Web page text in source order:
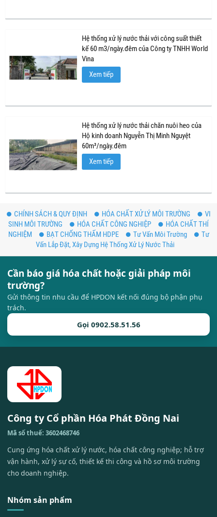
Hệ thống xử lý nước thải với công suất thiết
kế 60 m3/ngày.đêm của Công ty TNHH World
Vina
Xem tiếp
Hệ thống xử lý nước thải chăn nuôi heo của
Hộ kinh doanh Nguyễn Thị Minh Nguyệt
60m³/ngày.đêm
Xem tiếp
CHÍNH SÁCH & QUY ĐỊNH HÓA CHẤT XỬ LÝ MÔI TRƯỜNG
VI
SINH MÔI TRƯỜNG
HÓA CHẤT CÔNG NGHIỆP
HÓA CHẤT THÍ
NGHIỆM
BẠT CHỐNG THẤM HDPE Tư Vấn Môi Trường
Tư
Vấn Lắp Đặt, Xây Dựng Hệ Thống Xử Lý Nước Thải
Cần báo giá hóa chất hoặc giải pháp môi
trường?
Gửi thông tin nhu cầu để HPDON kết nối đúng bộ phận phụ
trách.
Gọi 0902.58.51.56
Công ty Cổ phần Hóa Phát Đồng Nai
Mã số thuế: 3602468746
Cung ứng hóa chất xử lý nước, hóa chất công nghiệp; hỗ trợ
vận hành, xử lý sự cố, thiết kế thi công và hồ sơ môi trường
cho doanh nghiệp.
Nhóm sản phẩm